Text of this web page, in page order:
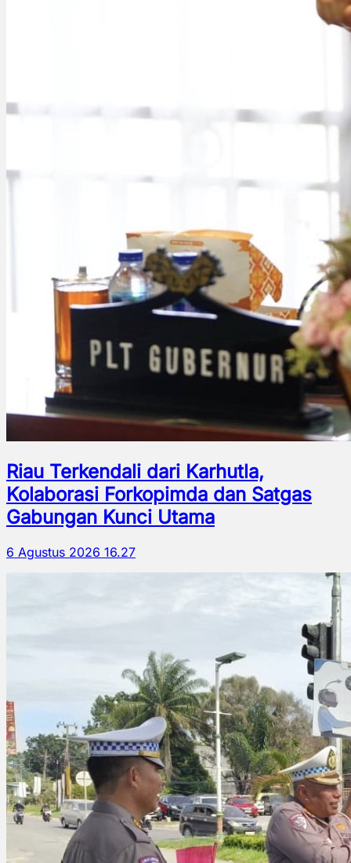
Riau Terkendali dari Karhutla,
Kolaborasi Forkopimda dan Satgas
Gabungan Kunci Utama
6 Agustus 2026 16.27